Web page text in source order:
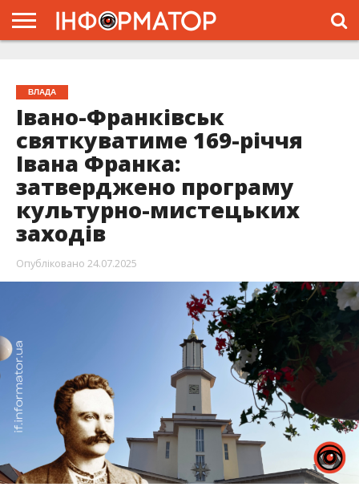
ВЛАДА
Івано-Франківськ
святкуватиме 169-річчя
Івана Франка:
затверджено програму
культурно-мистецьких
заходів
Опубліковано 24.07.2025